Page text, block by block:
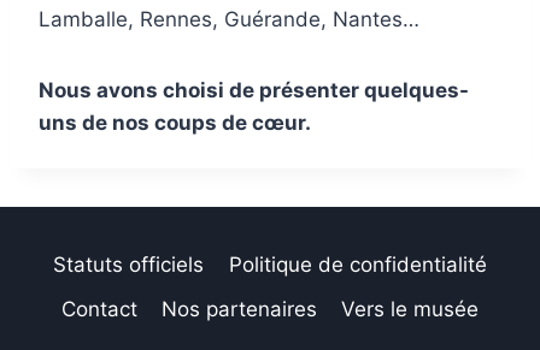
Lamballe, Rennes, Guérande, Nantes…
Nous avons choisi de présenter quelques-
uns de nos coups de cœur.
Statuts officiels
Politique de confidentialité
Contact
Nos partenaires Vers le musée